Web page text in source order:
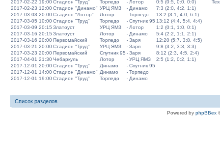
2017-02-22 19:00Стадион "Труд" Торпедо - Лотор 0:5 (0:5, 0:0, 0:0)
2017-02-23 12:00Стадион "Динамо" УРЦ ЯМЗ - Динамо
7:3 (2:0, 4:2, 1:1)
2017-03-03 20:00Стадион "Лотор" Лотор -Торпедо
13:2 (3:1, 4:0, 6:1)
2017-03-05 10:00Стадион "Труд" Торпедо -Спутник 95 13:12 (4:4, 5:4, 4:4)
2017-03-09 20:15 Златоуст УРЦ ЯМЗ - Лотор
1:2 (0:1, 1:0, 0:1)
2017-03-16 20:15 Златоуст Лотор - Динамо
5:4 (2:2, 1:1, 2:1)
2017-03-16 20:00Первомайский Торпедо -Заря
12:20 (5:7, 3:8, 4:5)
2017-03-21 20:00Стадион "Труд" УРЦ ЯМЗ -Заря
9:8 (3:2, 3:3, 3:3)
2017-03-23 20:00Первомайский Спутник 95 -Заря
8:12 (2:3, 4:5, 2:4)
2017-04-01 21:30Чебаркуль Лотор -УРЦ ЯМЗ
2:5 (1:2, 0:2, 1:1)
2017-12-01 20:00Стадион "Труд" Динамо -Спутник 95
2017-12-01 14:00Стадион "Динамо" Динамо -Торпедо
2017-12-01 19:00Стадион "Труд" Торпедо - Динамо
Список разделов
Powered by phpBBex